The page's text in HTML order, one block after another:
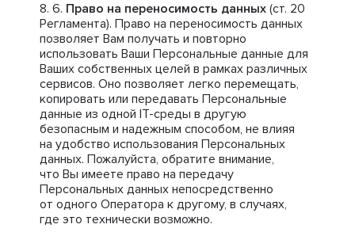
Право на переносимость данных (ст. 20
Регламента). Право на переносимость данных
позволяет Вам получать и повторно
использовать Ваши Персональные данные для
Ваших собственных целей в рамках различных
сервисов. Оно позволяет легко перемещать,
копировать или передавать Персональные
данные из одной IT-среды в другую
безопасным и надежным способом, не влияя
на удобство использования Персональных
данных. Пожалуйста, обратите внимание,
что Вы имеете право на передачу
Персональных данных непосредственно
от одного Оператора к другому, в случаях,
где это технически возможно.